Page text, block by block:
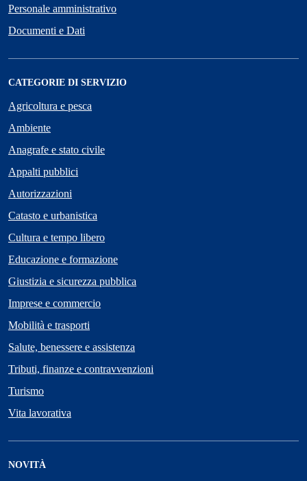
Personale amministrativo
Documenti e Dati
CATEGORIE DI SERVIZIO
Agricoltura e pesca
Ambiente
Anagrafe e stato civile
Appalti pubblici
Autorizzazioni
Catasto e urbanistica
Cultura e tempo libero
Educazione e formazione
Giustizia e sicurezza pubblica
Imprese e commercio
Mobilità e trasporti
Salute, benessere e assistenza
Tributi, finanze e contravvenzioni
Turismo
Vita lavorativa
NOVITÀ